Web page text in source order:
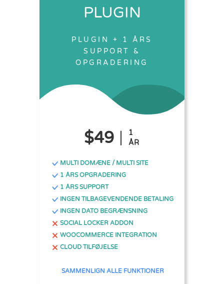
PLUGIN
PLUGIN + 1 ÅRS
SUPPORT &
OPGRADERING
$49
1
ÅR
MULTI DOMÆNE / MULTI SITE
1 ÅRS OPGRADERING
1 ÅRS SUPPORT
INGEN TILBAGEVENDENDE BETALING
INGEN DATO BEGRÆNSNING
SOCIAL LOCKER ADDON
WOOCOMMERCE INTEGRATION
CLOUD TILFØJELSE
SAMMENLIGN ALLE FUNKTIONER